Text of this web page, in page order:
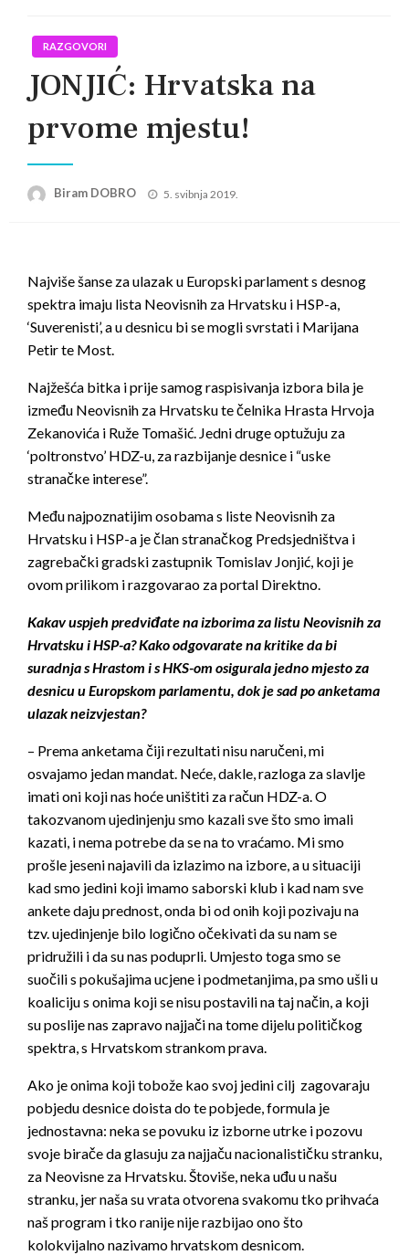
RAZGOVORI
JONJIĆ: Hrvatska na
prvome mjestu!
Biram DOBRO
Posted
5. svibnja 2019.
Najviše šanse za ulazak u Europski parlament s desnog
spektra imaju lista Neovisnih za Hrvatsku i HSP-a,
‘Suverenisti’, a u desnicu bi se mogli svrstati i Marijana
Petir te Most.
Najžešća bitka i prije samog raspisivanja izbora bila je
između Neovisnih za Hrvatsku te čelnika Hrasta Hrvoja
Zekanovića i Ruže Tomašić. Jedni druge optužuju za
‘poltronstvo’ HDZ-u, za razbijanje desnice i “uske
stranačke interese”.
Među najpoznatijim osobama s liste Neovisnih za
Hrvatsku i HSP-a je član stranačkog Predsjedništva i
zagrebački gradski zastupnik Tomislav Jonjić, koji je
ovom prilikom i razgovarao za portal Direktno.
Kakav uspjeh predviđate na izborima za listu Neovisnih za
Hrvatsku i HSP-a? Kako odgovarate na kritike da bi
suradnja s Hrastom i s HKS-om osigurala jedno mjesto za
desnicu u Europskom parlamentu, dok je sad po anketama
ulazak neizvjestan?
– Prema anketama čiji rezultati nisu naručeni, mi
osvajamo jedan mandat. Neće, dakle, razloga za slavlje
imati oni koji nas hoće uništiti za račun HDZ-a. O
takozvanom ujedinjenju smo kazali sve što smo imali
kazati, i nema potrebe da se na to vraćamo. Mi smo
prošle jeseni najavili da izlazimo na izbore, a u situaciji
kad smo jedini koji imamo saborski klub i kad nam sve
ankete daju prednost, onda bi od onih koji pozivaju na
tzv. ujedinjenje bilo logično očekivati da su nam se
pridružili i da su nas poduprli. Umjesto toga smo se
suočili s pokušajima ucjene i podmetanjima, pa smo ušli u
koaliciju s onima koji se nisu postavili na taj način, a koji
su poslije nas zapravo najjači na tome dijelu političkog
spektra, s Hrvatskom strankom prava.
Ako je onima koji tobože kao svoj jedini cilj zagovaraju
pobjedu desnice doista do te pobjede, formula je
jednostavna: neka se povuku iz izborne utrke i pozovu
svoje birače da glasuju za najjaču nacionalističku stranku,
za Neovisne za Hrvatsku. Štoviše, neka uđu u našu
stranku, jer naša su vrata otvorena svakomu tko prihvaća
naš program i tko ranije nije razbijao ono što
kolokvijalno nazivamo hrvatskom desnicom.